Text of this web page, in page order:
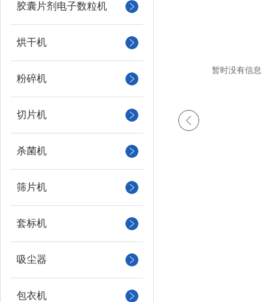
胶囊片剂电子数粒机
烘干机
粉碎机
切片机
杀菌机
筛片机
套标机
吸尘器
包衣机
暂时没有信息